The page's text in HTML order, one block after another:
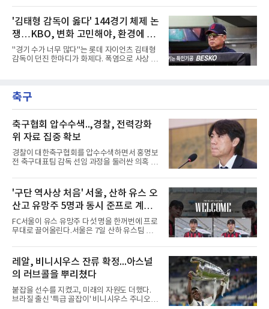
맞았던 디트로이트 선수들은 분을 참지 못하고
그라운드로 뛰쳐나왔다.심판
화 이글스에 거센 폭풍우가 강타할 것으로 보인
다.이번 아시안게임 한국 야구대표팀에 타선의
중심인 거포 노시환과 문현빈이 승선한 데 이어,
대만 야구협회의 최종 엔트리 발표를 통해 아시
아 쿼터 최고의 히트작이자 선발진의 중추인 좌
완 에이스 왕옌청까지 차출이 확정되었다. 팀 공
격의 핵과 마운드의 핵심 자원들이 단 한꺼번에
리그의 최종 순위와 포스트시즌 진출 팀이 판가
름 나는 가장 잔인하고도 중
'김태형 감독이 옳다' 144경기 체제 논
쟁…KBO, 변화 고민해야, 환경에 맞
는 경기 수가 바람직
"경기 수가 너무 많다"는 롯데 자이언츠 김태형
감독이 던진 한마디가 화제다. 폭염으로 사상 초
팀당 144경기 체제가 과연 지속 가능한지 질문
을 던졌다.물론 144경기가 세계적으로 특별히
기, 일본프로야구도 143~144경기를 치른다. 숫
자만 놓고 보면 KBO가 유난히 혹사 구조라고 말
하기 어렵다.하지만 중요한 것은 숫자가 아니라
환경이다. 한국의 여름은 달라지고 있다. 과거와
비교하기 어려울 정도로 폭염이 길어지고 강해
지고 있다. 여기에 장마, 이
축구
축구협회 압수수색..,경찰, 전력강화
위 자료 집중 확보
경찰이 대한축구협회를 압수수색하면서 홍명보
전 축구대표팀 감독 선임 과정을 둘러싼 의혹 규
비판이 홍 전 감독에게 집중됐지만 경찰의 시선
은 다른 곳을 향한다. 성적 부진과 별개로 선임
과정에 부당함이 있었는지가 수사의 본류다.7일
연합뉴스 취재를 종합하면 서울경찰청 광역수사
단 금융범죄수사대는 전날 축구협회 사무실 등
을 압수수색해 감독 선임 관련 자료를 다수 확보
했다. 특히 감독 후보를 검토해 이사회에 추천하
독을 1순위 후보로 정하고 검증한 과정, 이사회
의 최종 승인 경위를 살
'구단 역사상 처음' 서울, 산하 유스 오
산고 유망주 5명과 동시 준프로 계
약...ACL2 겨냥
FC서울이 유스 유망주 다섯 명을 한꺼번에 프로
무대로 끌어올린다.서울은 7일 산하 유스팀 서
다고 밝혔다. 한 번에 다섯 명과 계약한 것은 구
단 역사상 처음으로, 3학년 김강준·신지섭·이서
현·정현웅과 2학년 정하원이 대상이다.오산고의
성적이 배경이 됐다. 올 시즌 백운기 전국 고등학
교 축구대회와 코리아풋볼파크 U-18 챔피언스
컵, K리그 U-17 챔피언십을 잇달아 제패했다.시
기도 맞물렸다. 서울은 9월 시작하는 아시아축
레알, 비니시우스 잔류 확정...아스널
의 러브콜을 뿌리쳤다
붙잡을 선수를 지켰고, 미래의 자원도 더했다.
브라질 출신 '특급 골잡이' 비니시우스 주니오르